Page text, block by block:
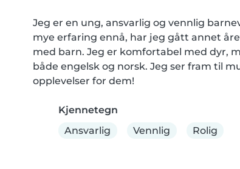
Jeg er en ung, ansvarlig og vennlig
mye erfaring ennå, har jeg gått annet
med barn. Jeg er komfortabel med dyr,
både engelsk og norsk. Jeg ser fram til
opplevelser for dem!
Kjennetegn
Ansvarlig
Vennlig Rolig